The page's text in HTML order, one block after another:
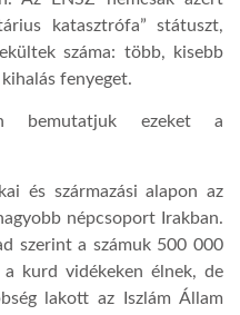
katasztrófa” státuszt,
száma: több, kisebb
fenyeget.
bemutatjuk ezeket a
és származási alapon az
népcsoport Irakban.
szerint a számuk 500 000
kurd vidékeken élnek, de
lakott az Iszlám Állam